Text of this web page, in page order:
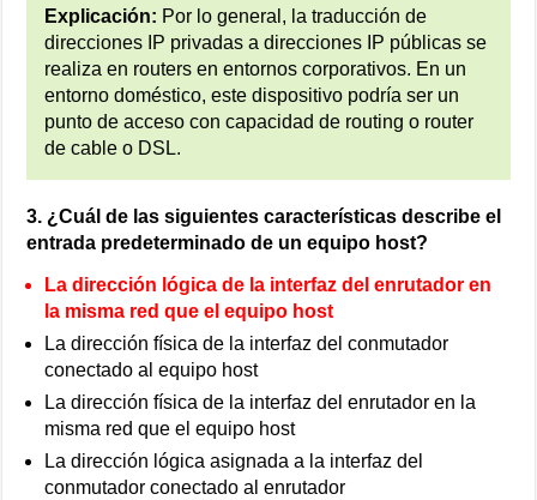
Explicación: Por lo general, la traducción de
direcciones IP privadas a direcciones IP públicas se
realiza en routers en entornos corporativos. En un
entorno doméstico, este dispositivo podría ser un
punto de acceso con capacidad de routing o router
de cable o DSL.
3. ¿Cuál de las siguientes características describe el
entrada predeterminado de un equipo host?
La dirección lógica de la interfaz del enrutador en
la misma red que el equipo host
La dirección física de la interfaz del conmutador
conectado al equipo host
La dirección física de la interfaz del enrutador en la
misma red que el equipo host
La dirección lógica asignada a la interfaz del
conmutador conectado al enrutador